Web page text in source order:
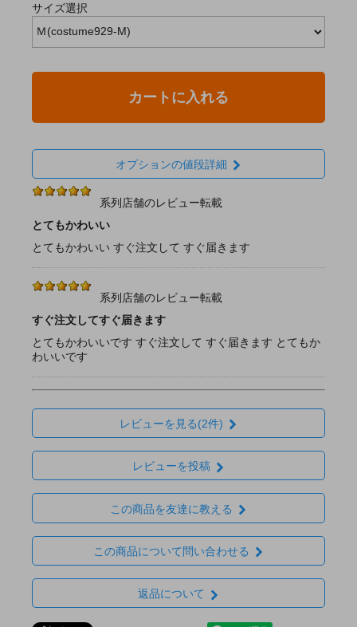
サイズ選択
カートに入れる
オプションの値段詳細
系列店舗のレビュー転載
とてもかわいい
とてもかわいい すぐ注文して すぐ届きます
系列店舗のレビュー転載
すぐ注文してすぐ届きます
とてもかわいいです すぐ注文して すぐ届きます とてもか
わいいです
レビューを見る(2件)
レビューを投稿
この商品を友達に教える
この商品について問い合わせる
返品について